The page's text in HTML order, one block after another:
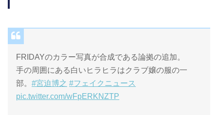
FRIDAYのカラー写真が合成である論拠の追加。
手の周囲にある白いヒラヒラはクラブ嬢の服の一
部。#宮迫博之 #フェイクニュース
pic.twitter.com/wFpERKNZTP